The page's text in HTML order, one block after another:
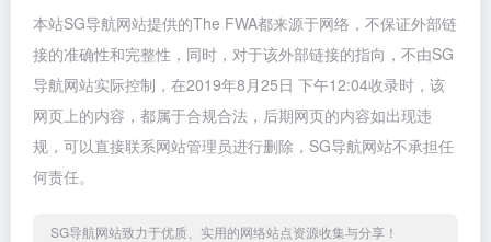
本站SG导航网站提供的The FWA都来源于网络，不保证外部链
接的准确性和完整性，同时，对于该外部链接的指向，不由SG
导航网站实际控制，在2019年8月25日 下午12:04收录时，该
网页上的内容，都属于合规合法，后期网页的内容如出现违
规，可以直接联系网站管理员进行删除，SG导航网站不承担任
何责任。
SG导航网站致力于优质、实用的网络站点资源收集与分享！